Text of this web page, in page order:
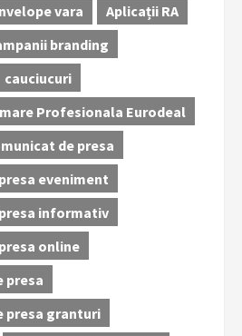
vara
Aplicații RA
branding
cauciucuri
Profesionala Eurodeal
de presa
eveniment
informativ
online
presa
presa granturi